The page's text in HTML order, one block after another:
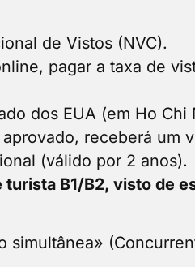
de Vistos (NVC).
pagar a taxa de
dos EUA (em Ho Chi
receberá um
(válido por 2 anos).
B1/B2, visto de
simultânea»